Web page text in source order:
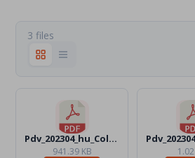
3 files
Pdv_202304_hu_Color.pdf
941.39 KB